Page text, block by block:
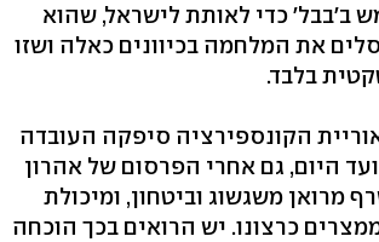
ב'בבל' כדי לאותת לישראל, שהוא
את המלחמה בכיוונים כאלה ושזו
בלבד.
הקונספירציה סיפקה העובדה
היום, גם אחרי הפרסום של אהרון
מרואן משגשוג וביטחון, ומיכולת
כרצונו. יש הרואים בכך הוכחה